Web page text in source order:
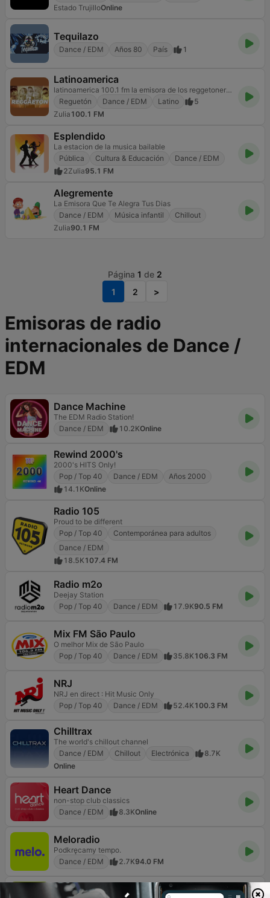
Estado TrujilloOnline
Tequilazo
Dance / EDM Años 80 País 1
Latinoamerica
latinoamerica 100.1 fm la emisora de los reggetoneros
Reguetón
Dance / EDM Latino
5
Zulia 100.1 FM
Esplendido
La estacion de la musica bailable
Pública
Cultura & Educación
Dance / EDM
2Zulia95.1 FM
Alegremente
La Emisora Que Te Alegra Tus Dias
Dance / EDM
Música infantil
Chillout
Zulia90.1 FM
Página 1 de 2
1
2 >
Emisoras de radio
internacionales de Dance /
EDM
Dance Machine
The EDM Radio Station!
Dance / EDM
10.2KOnline
Rewind 2000's
2000's HITS Only!
Pop / Top 40
Dance / EDM
Años 2000
14.1KOnline
Radio 105
Proud to be different
Pop / Top 40
Contemporánea para adultos
Dance / EDM
18.5K107.4 FM
Radio m2o
Deejay Station
Pop / Top 40
Dance / EDM 17.9K90.5 FM
Mix FM São Paulo
O melhor Mix de São Paulo
Pop / Top 40
Dance / EDM 35.8K106.3 FM
NRJ
NRJ en direct : Hit Music Only
Pop / Top 40
Dance / EDM 52.4K100.3 FM
Chilltrax
The world's chillout channel
Dance / EDM
Chillout Electrónica
8.7K
Online
Heart Dance
non-stop club classics
Dance / EDM
8.3KOnline
Meloradio
Podkręcamy tempo.
Dance / EDM
2.7K94.0 FM
90s90s Dance